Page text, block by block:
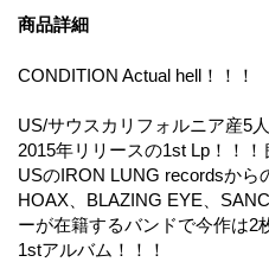
商品詳細
CONDITION Actual hell！！！
US/サウスカリフォルニア産5
2015年リリースの1st Lp！！
USのIRON LUNG recordsから
HOAX、BLAZING EYE、
ーが在籍するバンドで今作は2
1stアルバム！！！